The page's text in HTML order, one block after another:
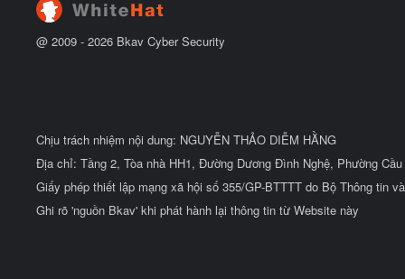
@ 2009 - 2026 Bkav Cyber Security
Chịu trách nhiệm nội dung: NGUYỄN THẢO DIỄM HẰNG
Địa chỉ: Tầng 2, Tòa nhà HH1, Đường Dương Đình Nghệ, Phường
Giấy phép thiết lập mạng xã hội số 355/GP-BTTTT do Bộ Thông tin
Ghi rõ 'nguồn Bkav' khi phát hành lại thông tin từ Website này